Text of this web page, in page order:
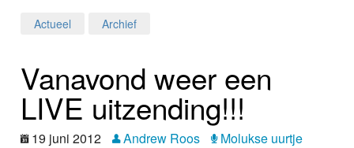
Home
Programma's
Actueel Archief
Vanavond weer een
LIVE uitzending!!!
19 juni 2012 Andrew Roos
Molukse uurtje